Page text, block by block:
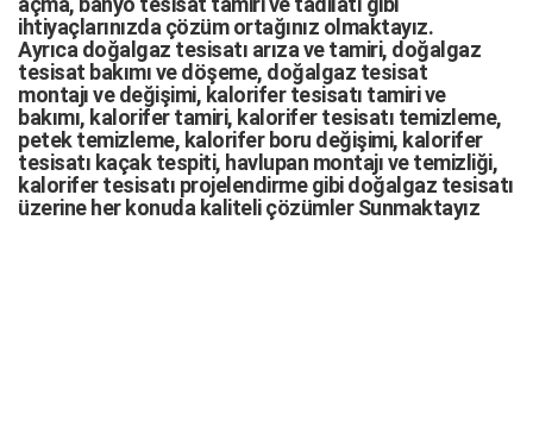
ihtiyaçlarınızda çözüm ortağınız olmaktayız.
Ayrıca doğalgaz tesisatı arızave tamiri, doğalgaz
tesisat bakımıve döşeme, doğalgaz tesisat
montajıve değişimi, kalorifer tesisatı tamiri ve
bakımı, kalorifer tamiri, kalorifer tesisatı temizleme,
petek temizleme, kalorifer boru değişimi, kalorifer
tesisatı kaçak tespiti, havlupan montajı ve temizliği,
kalorifer tesisatı projelendirme gibi d oğalgaz tesisatı
üzerine her konuda kaliteli çözümler Sunmaktayız